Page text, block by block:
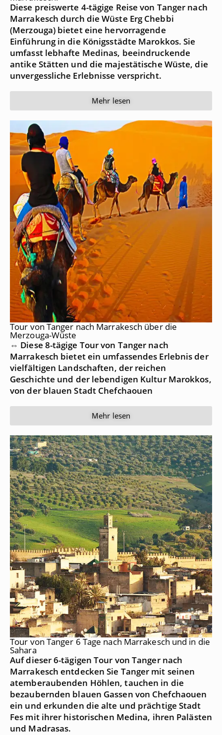
Diese preiswerte 4-tägige Reise von Tanger nach
Marrakesch durch die Wüste Erg Chebbi
(Merzouga) bietet eine hervorragende
Einführung in die Königsstädte Marokkos. Sie
umfasst lebhafte Medinas, beeindruckende
antike Stätten und die majestätische Wüste, die
unvergessliche Erlebnisse verspricht.
Mehr lesen
Tour von Tanger nach Marrakesch über die
Merzouga-Wüste
⇔ Diese 8-tägige Tour von Tanger nach
Marrakesch bietet ein umfassendes Erlebnis der
vielfältigen Landschaften, der reichen
Geschichte und der lebendigen Kultur Marokkos,
von der blauen Stadt Chefchaouen
Mehr lesen
Tour von Tanger 6 Tage nach Marrakesch und in die
Sahara
Auf dieser 6-tägigen Tour von Tanger nach
Marrakesch entdecken Sie Tanger mit seinen
atemberaubenden Höhlen, tauchen in die
bezaubernden blauen Gassen von Chefchaouen
ein und erkunden die alte und prächtige Stadt
Fes mit ihrer historischen Medina, ihren Palästen
und Madrasas.